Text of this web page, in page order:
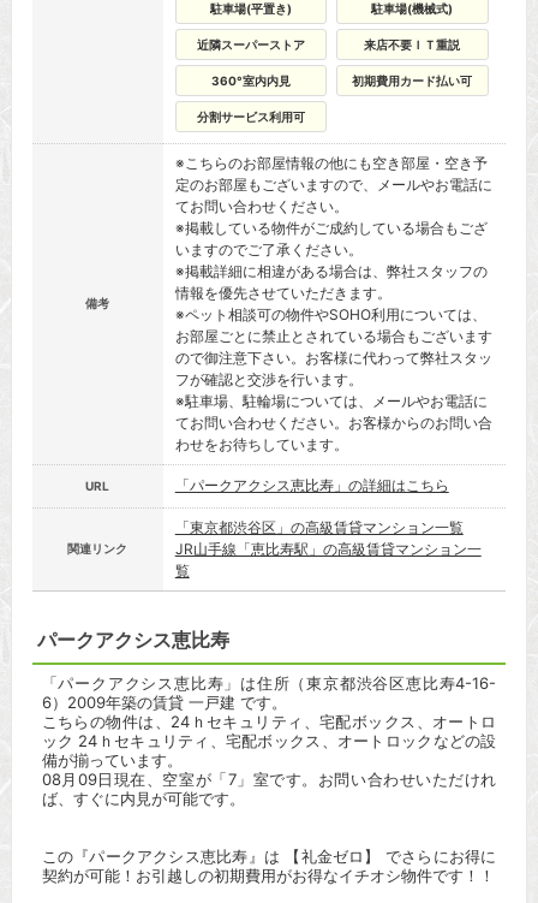
駐車場(平置き) 駐車場(機械式)
近隣スーパーストア 来店不要ＩＴ重説
360°室内内見 初期費用カード払い可
分割サービス利用可
備考
※こちらのお部屋情報の他にも空き部屋・空き予
定のお部屋もございますので、メールやお電話に
てお問い合わせください。
※掲載している物件がご成約している場合もござ
いますのでご了承ください。
※掲載詳細に相違がある場合は、弊社スタッフの
情報を優先させていただきます。
※ペット相談可の物件やSOHO利用については、
お部屋ごとに禁止とされている場合もございます
ので御注意下さい。お客様に代わって弊社スタッ
フが確認と交渉を行います。
※駐車場、駐輪場については、メールやお電話に
てお問い合わせください。お客様からのお問い合
わせをお待ちしています。
URL 「パークアクシス恵比寿」の詳細はこちら
関連リンク
「東京都渋谷区」の高級賃貸マンション一覧
JR山手線「恵比寿駅」の高級賃貸マンション一
覧
パークアクシス恵比寿
「パークアクシス恵比寿」は住所（東京都渋谷区恵比寿4-16-
6）2009年築の賃貸 一戸建 です。
こちらの物件は、24ｈセキュリティ、宅配ボックス、オートロ
ック 24ｈセキュリティ、宅配ボックス、オートロックなどの設
備が揃っています。
08月09日現在、空室が「7」室です。お問い合わせいただけれ
ば、すぐに内見が可能です。
この『パークアクシス恵比寿』は 【礼金ゼロ】 でさらにお得に
契約が可能！お引越しの初期費用がお得なイチオシ物件です！！